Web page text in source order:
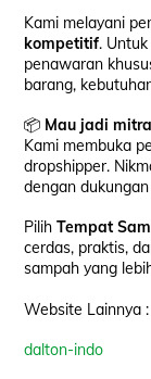
Kami melayani
kompetitif.
penawaran
barang,
📦 Mau jadi
Kami membuka
dropshipper.
dengan
PilihTempat
cerdas, praktis,
sampah yang
Website Lainnya :
dalton-indo